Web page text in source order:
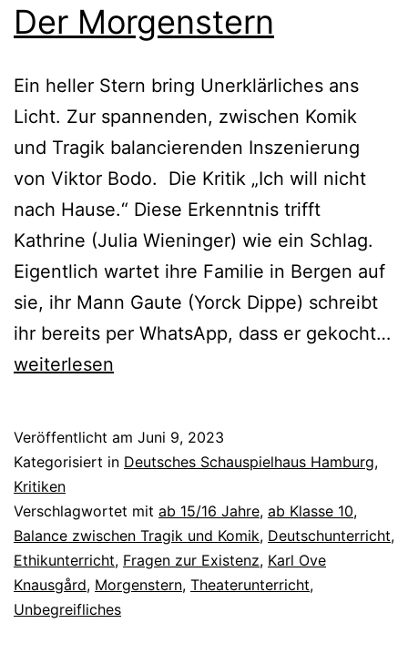
Der Morgenstern
Ein heller Stern bring Unerklärliches ans
Licht. Zur spannenden, zwischen Komik
und Tragik balancierenden Inszenierung
von Viktor Bodo. Die Kritik „Ich will nicht
nach Hause.“ Diese Erkenntnis trifft
Kathrine (Julia Wieninger) wie ein Schlag.
Eigentlich wartet ihre Familie in Bergen auf
sie, ihr Mann Gaute (Yorck Dippe) schreibt
ihr bereits per WhatsApp, dass er gekocht…
Der
weiterlesen
Veröffentlicht am Juni 9, 2023
Kategorisiert in Deutsches Schauspielhaus Hamburg,
Kritiken
Verschlagwortet mit ab 15/16 Jahre, ab Klasse 10,
Balance zwischen Tragik und Komik, Deutschunterricht,
Ethikunterricht, Fragen zur Existenz, Karl Ove
Knausgård, Morgenstern, Theaterunterricht,
Unbegreifliches